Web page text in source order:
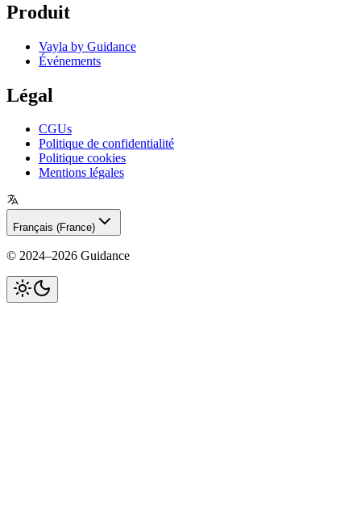
Produit
Vayla by Guidance
Événements
Légal
CGUs
Politique de confidentialité
Politique cookies
Mentions légales
Français (France)
© 2024–2026 Guidance